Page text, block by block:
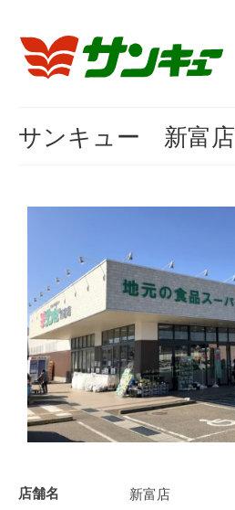
サンキュー 新富店
店舗名 新富店